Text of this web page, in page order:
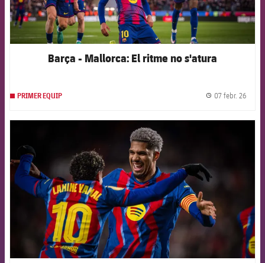
Barça - Mallorca: El ritme no s'atura
PRIMER EQUIP 07 febr. 26
FCB Barcelona badge